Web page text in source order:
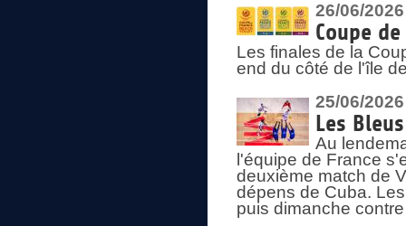
26/06/2026
Coupe
Les finales de la
end du côté de l'île
25/06/2026
Les
Au
l'équipe de France
deuxième match de
dépens de Cuba.
puis dimanche